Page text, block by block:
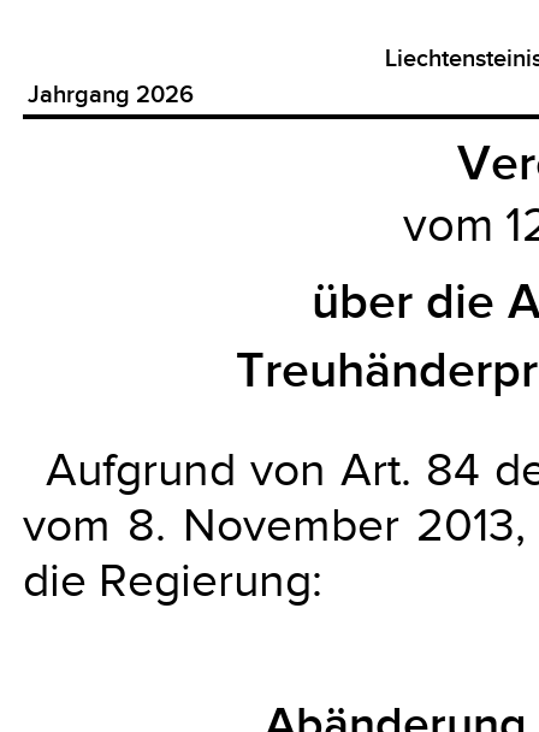
Jahrgang 2026
vom
über die
Aufgrund von Art. 84
vom 8. November
die Regierung: